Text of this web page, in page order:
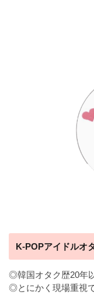
K-POPアイドルオ
◎韓国オタク歴20年
◎とにかく現場重視